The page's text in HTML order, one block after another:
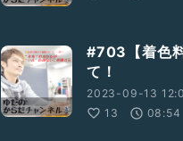
#703【着色
て！
2023-09-13
13
08:54